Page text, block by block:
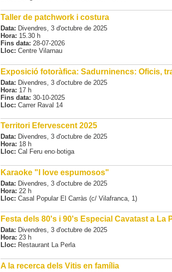
Taller de patchwork i costura
Data: Divendres, 3 d'octubre de 2025
Hora: 15.30 h
Fins data: 28-07-2026
Lloc: Centre Vilarnau
Exposició fotoràfica: Sadurninencs: Oficis,
Data: Divendres, 3 d'octubre de 2025
Hora: 17 h
Fins data: 30-10-2025
Lloc: Carrer Raval 14
Territori Efervescent 2025
Data: Divendres, 3 d'octubre de 2025
Hora: 18 h
Lloc: Cal Feru eno·botiga
Karaoke "I love espumosos"
Data: Divendres, 3 d'octubre de 2025
Hora: 22 h
Lloc: Casal Popular El Carràs (c/ Vilafranca, 1)
Festa dels 80's i 90's Especial Cavatast a La
Data: Divendres, 3 d'octubre de 2025
Hora: 23 h
Lloc: Restaurant La Perla
A la recerca dels Vitis en família